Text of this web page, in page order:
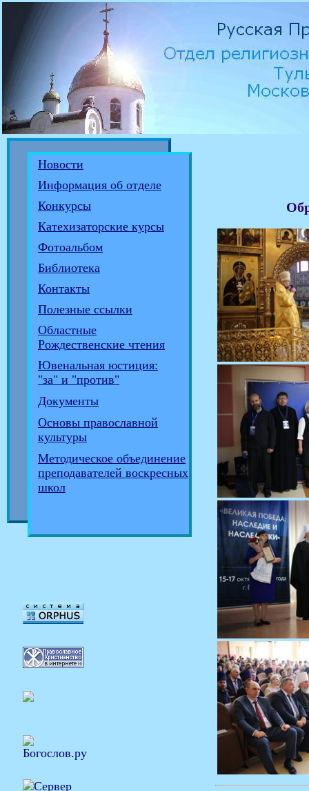
Новости
Информация об отделе
Конкурсы
Катехизаторские курсы
Фотоальбом
Библиотека
Контакты
Полезные ссылки
Областные
Рождественские чтения
Ювенальная юстиция:
"за" и "против"
Документы
Основы православной
культуры
Методическое объединение
преподавателей воскресных
школ